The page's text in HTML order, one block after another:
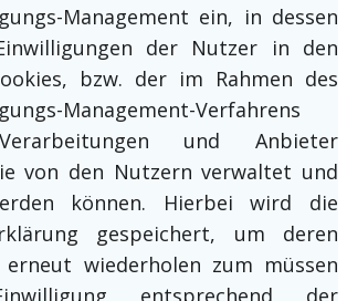
Management ein, in dessen
der Nutzer in den
bzw. der im Rahmen des
Management-Verfahrens
und Anbieter
von den Nutzern verwaltet und
können. Hierbei wird die
gespeichert, um deren
wiederholen zum müssen
entsprechend der